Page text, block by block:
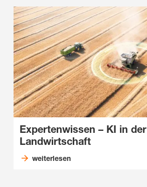
Expertenwissen – KI in der
Landwirtschaft
weiterlesen